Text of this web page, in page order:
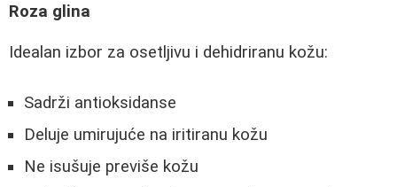
Roza glina
Idealan izbor za osetljivu i dehidriranu kožu:
Sadrži antioksidanse
Deluje umirujuće na iritiranu kožu
Ne isušuje previše kožu